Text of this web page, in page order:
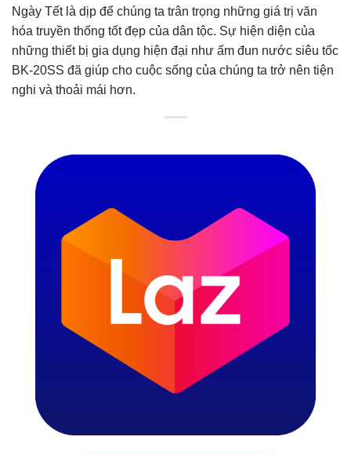
Ngày Tết là dịp để chúng ta trân trọng những giá trị văn
hóa truyền thống tốt đẹp của dân tộc. Sự hiện diện của
những thiết bị gia dụng hiện đại như ấm đun nước siêu tốc
BK-20SS đã giúp cho cuộc sống của chúng ta trở nên tiện
nghi và thoải mái hơn.